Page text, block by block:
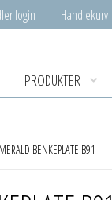
login Handlekurv
PRODUKTER
BENKEPLATE B91